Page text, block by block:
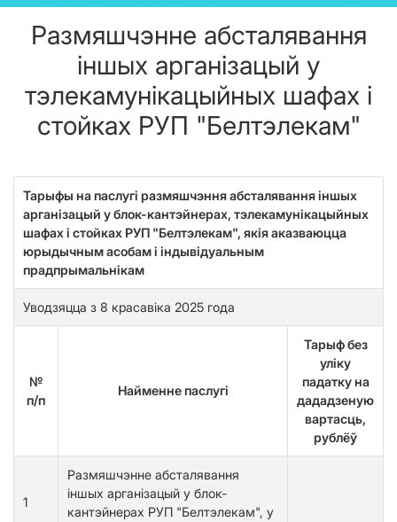
Размяшчэнне абсталявання
іншых арганізацый у
тэлекамунікацыйных шафах і
стойках РУП "Белтэлекам"
Тарыфы на паслугі размяшчэння абсталявання іншых
арганізацый у блок-кантэйнерах, тэлекамунікацыйных
шафах і стойках РУП "Белтэлекам", якія аказваюцца
юрыдычным асобам і індывідуальным
прадпрымальнікам
Уводзяцца з 8 красавіка 2025 года
№
п/п
Найменне паслугі
Тарыф без
уліку
падатку на
дададзеную
вартасць,
рублёў
1
Размяшчэнне абсталявання
іншых арганізацый у блок-
кантэйнерах РУП "Белтэлекам", у